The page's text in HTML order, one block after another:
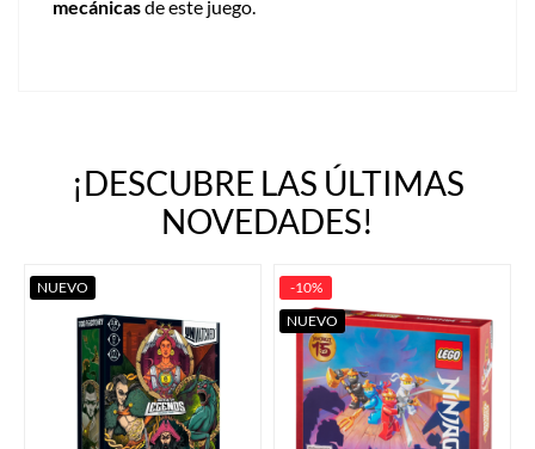
mecánicasde este juego.
¡DESCUBRE LAS ÚLTIMAS
NOVEDADES!
NUEVO
-10%
NUEVO